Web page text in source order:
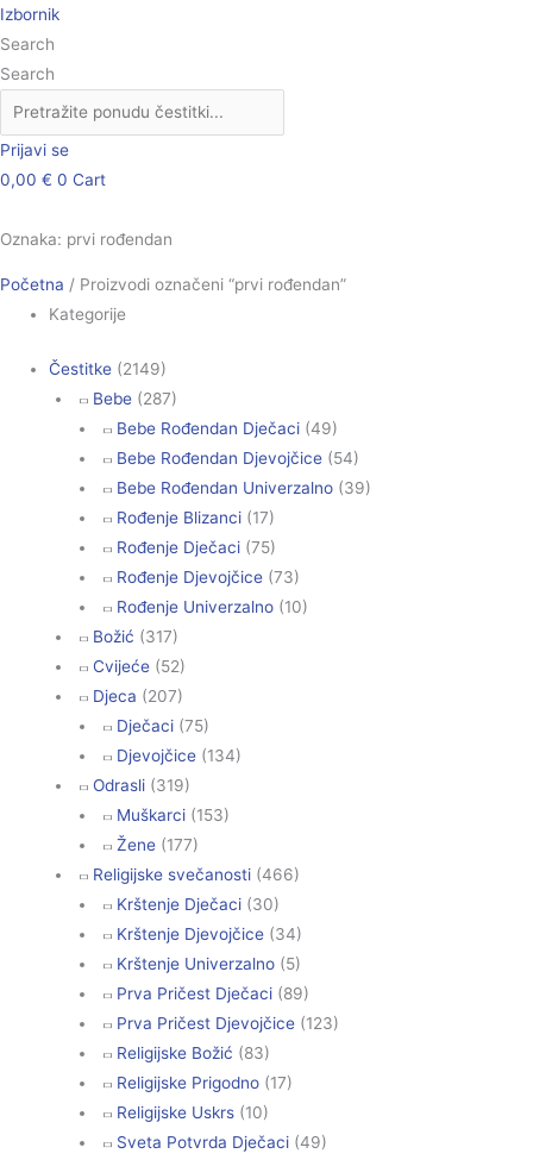
Skip
to
content
Izbornik
Search
Search
Prijavi se
0,00 € 0 Cart
Oznaka: prvi rođendan
Početna / Proizvodi označeni “prvi rođendan”
Kategorije
Čestitke (2149)
Bebe (287)
Bebe Rođendan Dječaci (49)
Bebe Rođendan Djevojčice (54)
Bebe Rođendan Univerzalno (39)
Rođenje Blizanci (17)
Rođenje Dječaci (75)
Rođenje Djevojčice (73)
Rođenje Univerzalno (10)
Božić (317)
Cvijeće (52)
Djeca (207)
Dječaci (75)
Djevojčice (134)
Odrasli (319)
Muškarci (153)
Žene (177)
Religijske svečanosti (466)
Krštenje Dječaci (30)
Krštenje Djevojčice (34)
Krštenje Univerzalno (5)
Prva Pričest Dječaci (89)
Prva Pričest Djevojčice (123)
Religijske Božić (83)
Religijske Prigodno (17)
Religijske Uskrs (10)
Sveta Potvrda Dječaci (49)